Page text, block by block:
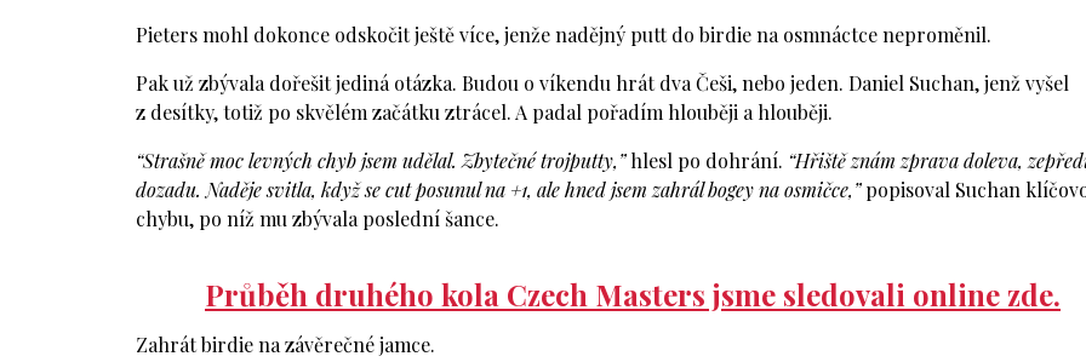
Pieters mohl dokonce odskočit ještě více, jenže nadějný putt do birdie na osmnáctce neproměnil.
Pak už zbývala dořešit jediná otázka. Budou o víkendu hrát dva Češi, nebo jeden. Daniel Suchan, jenž vyšel
z desítky, totiž po skvělém začátku ztrácel. A padal pořadím hlouběji a hlouběji.
“Strašně moc levných chyb jsem udělal. Zbytečné trojputty,”hlesl po dohrání. “Hřiště znám zprava doleva,
dozadu. Naděje svitla, když se cut posunul na +1, ale hned jsem zahrál bogey na osmičce,”popisoval Suchan
chybu, po níž mu zbývala poslední šance.
Průběh druhého kola Czech Masters jsme sledovali online zde.
Zahrát birdie na závěrečné jamce.